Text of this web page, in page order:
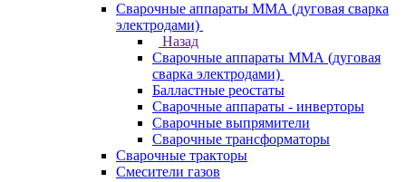
Сварочные аппараты ММА (дуговая сварка
электродами)
Назад
Сварочные аппараты ММА (дуговая
сварка электродами)
Балластные реостаты
Сварочные аппараты - инверторы
Сварочные выпрямители
Сварочные трансформаторы
Сварочные тракторы
Смесители газов